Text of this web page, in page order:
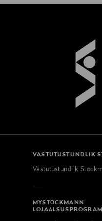
VASTUTUSTUNDLIK
Vastutustundlik
MYSTOCKMANN